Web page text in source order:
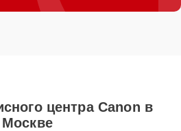
центра Canon в
Москве